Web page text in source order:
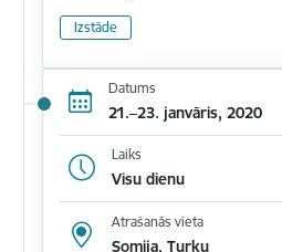
Izstāde
Datums
21.–23. janvāris, 2020
Laiks
Visu dienu
Atrašanās vieta
Somija, Turku